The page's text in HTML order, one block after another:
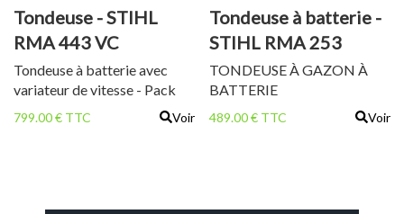
Tondeuse - STIHL
RMA 443 VC
Tondeuse à batterie avec
variateur de vitesse - Pack
799.00 € TTC Voir
Tondeuse à batterie -
STIHL RMA 253
TONDEUSE À GAZON À
BATTERIE
489.00 € TTC Voir